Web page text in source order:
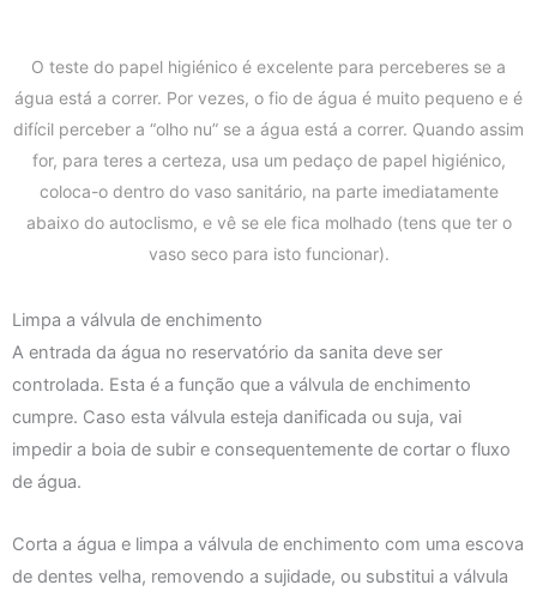
O teste do papel higiénico é excelente para perceberes se a
água está a correr. Por vezes, o fio de água é muito pequeno e é
difícil perceber a “olho nu” se a água está a correr. Quando assim
for, para teres a certeza, usa um pedaço de papel higiénico,
coloca-o dentro do vaso sanitário, na parte imediatamente
abaixo do autoclismo, e vê se ele fica molhado (tens que ter o
vaso seco para isto funcionar).
Limpa a válvula de enchimento
A entrada da água no reservatório da sanita deve ser
controlada. Esta é a função que a válvula de enchimento
cumpre. Caso esta válvula esteja danificada ou suja, vai
impedir a boia de subir e consequentemente de cortar o fluxo
de água.
Corta a água e limpa a válvula de enchimento com uma escova
de dentes velha, removendo a sujidade, ou substitui a válvula